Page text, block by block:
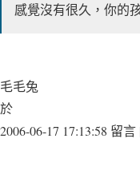
感覺沒有很久，你的
毛毛兔
於
2006-06-17 17:13:58 留言